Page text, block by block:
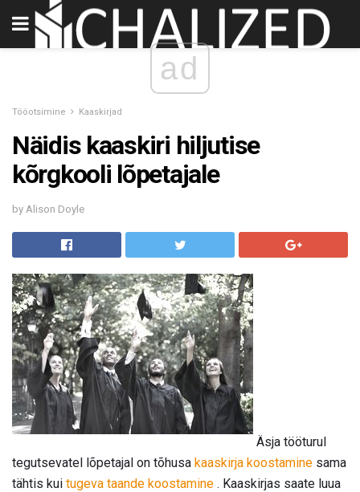
ad
Tööotsimine Kaaskirjad
Näidis kaaskiri hiljutise
kõrgkooli lõpetajale
by Alison Doyle
Äsja tööturul
tegutsevatel lõpetajal on tõhusa kaaskirja koostamine sama
tähtis kui tugeva taande koostamine . Kaaskirjas saate luua